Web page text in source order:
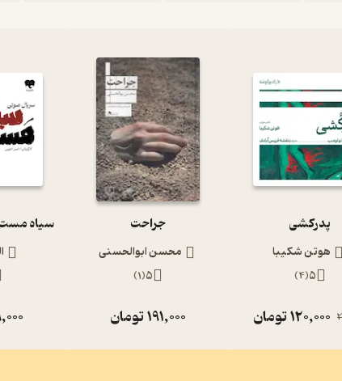
پدرکشی
هوتن شکیبا
5
(
4
)
120,000تومان
جراحت
محسن ابوالحسنی
5
(
1
)
191,000تومان